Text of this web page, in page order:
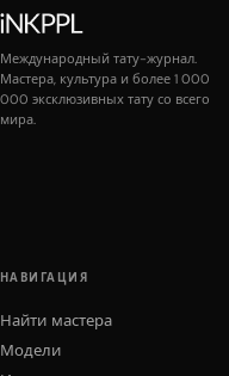
Международный тату-журнал.
Мастера, культура и более 1 000
000 эксклюзивных тату со всего
мира.
НАВИГАЦИЯ
Найти мастера
Модели